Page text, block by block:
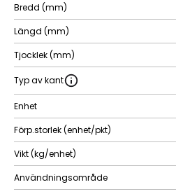
Bredd (mm)
Längd (mm)
Tjocklek (mm)
Typ av kant
Enhet
Förp.storlek (enhet/pkt)
Vikt (kg/enhet)
Användningsområde